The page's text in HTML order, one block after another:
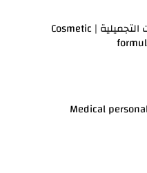
دبلومة التركيبات التجميلية | Cosmetic